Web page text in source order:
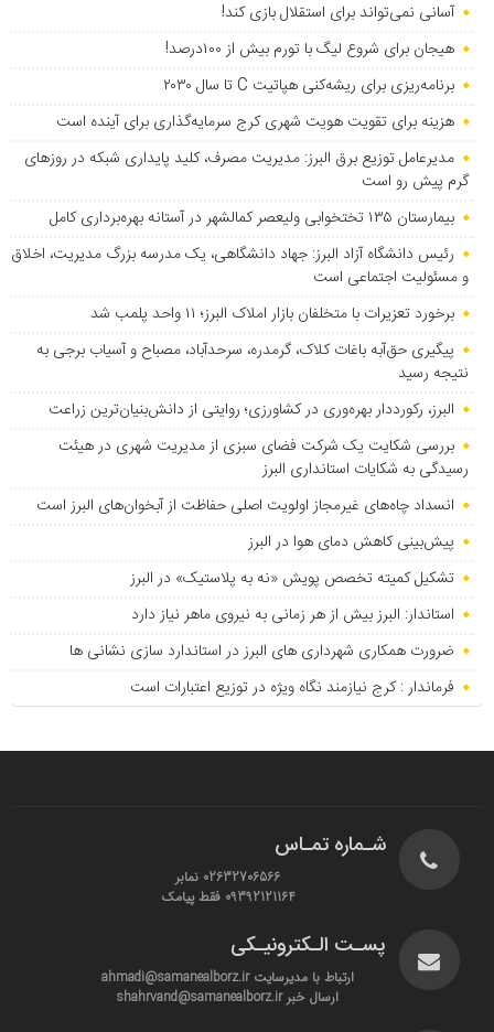
آسانی نمی‌تواند برای استقلال بازی کند!
هیجان برای شروع لیگ با تورم بیش از ۱۰۰درصد!
برنامه‌ریزی برای ریشه‌کنی هپاتیت C تا سال ۲۰۳۰
هزینه برای تقویت هویت شهری کرج سرمایه‌گذاری برای آینده است
مدیرعامل توزیع برق البرز: مدیریت مصرف، کلید پایداری شبکه در روزهای
گرم پیش رو است
بیمارستان ۱۳۵ تختخوابی ولیعصر کمالشهر در آستانه بهره‌برداری کامل
رئیس دانشگاه آزاد البرز: جهاد دانشگاهی، یک مدرسه بزرگ مدیریت، اخلاق
و مسئولیت اجتماعی است
برخورد تعزیرات با متخلفان بازار املاک البرز؛ ۱۱ واحد پلمب شد
پیگیری حق‌آبه باغات کلاک، گرمدره، سرحدآباد، مصباح و آسیاب برجی به
نتیجه رسید
البرز، رکورددار بهره‌وری در کشاورزی؛ روایتی از دانش‌بنیان‌ترین زراعت
بررسی شکایت یک شرکت فضای سبزی از مدیریت شهری در هیئت
رسیدگی به شکایات استانداری البرز
انسداد چاه‌های غیرمجاز اولویت اصلی حفاظت از آبخوان‌های البرز است
پیش‌بینی کاهش دمای هوا در البرز
تشکیل کمیته تخصص پویش «نه به پلاستیک» در البرز
استاندار: البرز بیش از هر زمانی به نیروی ماهر نیاز دارد
ضرورت همکاری شهرداری های البرز در استاندارد سازی نشانی ها
فرماندار : کرج نیازمند نگاه ویژه در توزیع اعتبارات است
شـماره تمـاس
02632706566 نمابر
09392121164 فقط پیامک
پسـت الـکترونیـکی
ارتباط با مدیرسایت ahmadi@samanealborz.ir
ارسال خبر shahrvand@samanealborz.ir